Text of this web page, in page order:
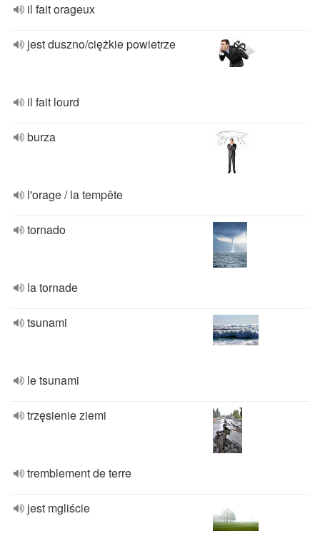
il fait orageux
jest duszno/ciężkie powietrze
il fait lourd
burza
l'orage / la tempête
tornado
la tornade
tsunami
le tsunami
trzęsienie ziemi
tremblement de terre
jest mgliście